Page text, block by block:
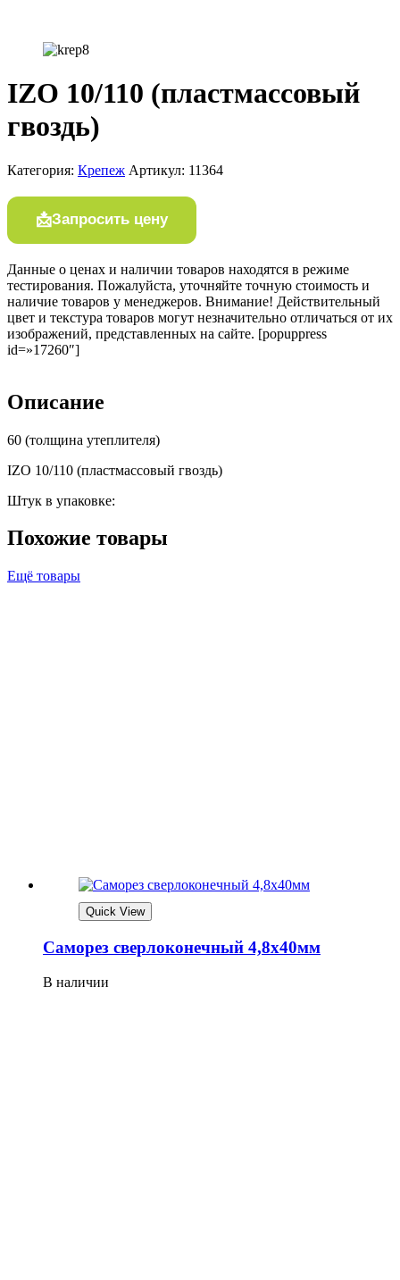
IZO 10/110 (пластмассовый
гвоздь)
Категория: Крепеж Артикул: 11364
Запросить цену
Данные о ценах и наличии товаров находятся в режиме
тестирования. Пожалуйста, уточняйте точную стоимость и
наличие товаров у менеджеров. Внимание! Действительный
цвет и текстура товаров могут незначительно отличаться от их
изображений, представленных на сайте. [popuppress
id=»17260″]
Описание
60 (толщина утеплителя)
IZO 10/110 (пластмассовый гвоздь)
Штук в упаковке:
Похожие товары
Ещё товары
Quick View
Саморез сверлоконечный 4,8х40мм
В наличии